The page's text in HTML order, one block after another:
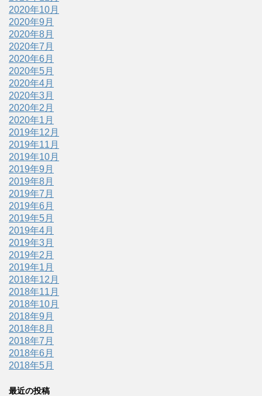
2020年10月
2020年9月
2020年8月
2020年7月
2020年6月
2020年5月
2020年4月
2020年3月
2020年2月
2020年1月
2019年12月
2019年11月
2019年10月
2019年9月
2019年8月
2019年7月
2019年6月
2019年5月
2019年4月
2019年3月
2019年2月
2019年1月
2018年12月
2018年11月
2018年10月
2018年9月
2018年8月
2018年7月
2018年6月
2018年5月
最近の投稿